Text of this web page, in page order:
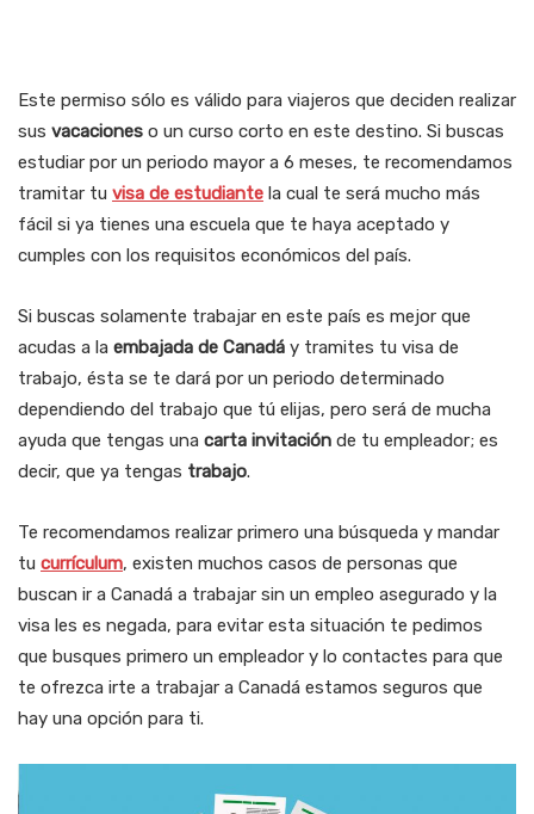
Este permiso sólo es válido para viajeros que deciden realizar
sus vacaciones o un curso corto en este destino. Si buscas
estudiar por un periodo mayor a 6 meses, te recomendamos
tramitar tu visa de estudiante la cual te será mucho más
fácil si ya tienes una escuela que te haya aceptado y
cumples con los requisitos económicos del país.
Si buscas solamente trabajar en este país es mejor que
acudas a la embajada de Canadá y tramites tu visa de
trabajo, ésta se te dará por un periodo determinado
dependiendo del trabajo que tú elijas, pero será de mucha
ayuda que tengas una carta invitación de tu empleador; es
decir, que ya tengas trabajo.
Te recomendamos realizar primero una búsqueda y mandar
tu currículum, existen muchos casos de personas que
buscan ir a Canadá a trabajar sin un empleo asegurado y la
visa les es negada, para evitar esta situación te pedimos
que busques primero un empleador y lo contactes para que
te ofrezca irte a trabajar a Canadá estamos seguros que
hay una opción para ti.